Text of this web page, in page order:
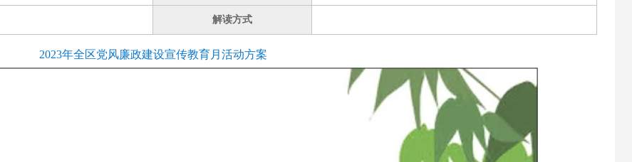
解读方式
2023年全区党风廉政建设宣传教育月活动方案